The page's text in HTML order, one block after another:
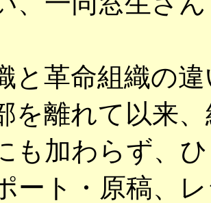
と革命組織の
を離れて以来
も加わらず、
ート・原稿、